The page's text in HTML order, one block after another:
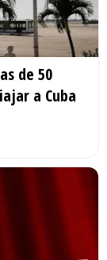
de 50
a Cuba